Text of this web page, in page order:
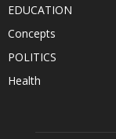
EDUCATION
Concepts
POLITICS
Health